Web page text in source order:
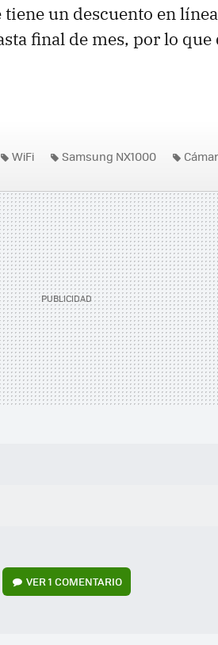
tiene un descuento en
final de mes, por lo que
WiFi Samsung NX1000
VER1 COMENTARIO